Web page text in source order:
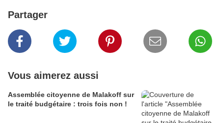
Partager
Vous aimerez aussi
Assemblée citoyenne de Malakoff sur
le traité budgétaire : trois fois non !